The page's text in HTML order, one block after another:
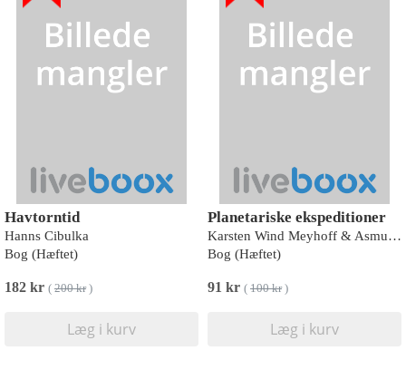
Havtorntid
Hanns Cibulka
Bog (Hæftet)
182 kr ( 200 kr)
Læg i kurv
Planetariske ekspeditioner
Karsten Wind Meyhoff & Asmund Havsteen-Mikkelsen
Bog (Hæftet)
91 kr ( 100 kr)
Læg i kurv